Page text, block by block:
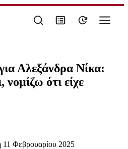
Αλεξάνδρα Νίκα:
νομίζω ότι είχε
11 Φεβρουαρίου 2025